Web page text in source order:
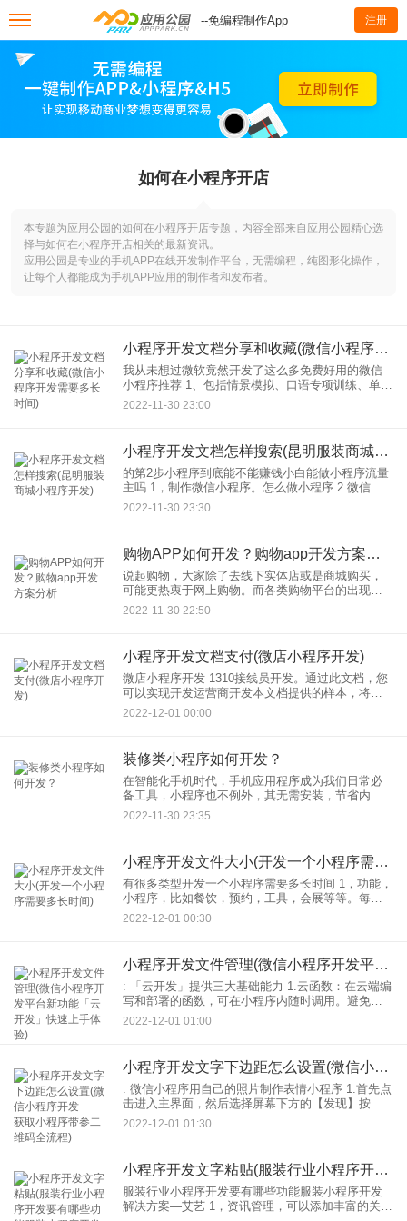
--免编程制作App 注册
如何在小程序开店
本专题为应用公园的如何在小程序开店专题，内容全部来自应用公园精心选
择与如何在小程序开店相关的最新资讯。
应用公园是专业的手机APP在线开发制作平台，无需编程，纯图形化操作，
让每个人都能成为手机APP应用的制作者和发布者。
小程序开发文档分享和收藏(微信小程序开发需要多长时间)
我从未想过微软竟然开发了这么多免费好用的微信
小程序推荐 1、包括情景模拟、口语专项训练、单词
练习等。功能，并发现工具栏目有英语词汇、发
音、表达能力测试、作文评分、易混练习、音标练
2022-11-30 23:00
小程序开发文档怎样搜索(昆明服装商城小程序开发)
的第2步小程序到底能不能赚钱小白能做小程序流量
主吗 1，制作微信小程序。怎么做小程序 2.微信小
程序自己可以吗？4.做一个微信小程序需要多少钱。
3.如何创建自己的小程序6。送货上门微信
2022-11-30 23:30
购物APP如何开发？购物app开发方案分析
说起购物，大家除了去线下实体店或是商城购买，
可能更热衷于网上购物。而各类购物平台的出现，
也让不少商家看到商机，希望自己也可以开发一款
购物app。那购物app如何开发？购物app方案怎么
2022-11-30 22:50
小程序开发文档支付(微店小程序开发)
微店小程序开发 1310接线员开发。通过此文档，您
可以实现开发运营商开发本文档提供的样本，将此
运营商融入全网进行端到端应用010-3104。参考文
档中的归约运算符样例，学习运算符开发和运算符
2022-12-01 00:00
装修类小程序如何开发？
在智能化手机时代，手机应用程序成为我们日常必
备工具，小程序也不例外，其无需安装，节省内
存，即用即走等特性吸引着很多商家开发。那装修
类小程序如何开发呢？
2022-11-30 23:35
小程序开发文件大小(开发一个小程序需要多长时间)
有很多类型开发一个小程序需要多长时间 1，功能，
小程序，比如餐饮，预约，工具，会展等等。每种
类型小程序，可以实现功能不一样，所以开发时间
不一样。通常最简单的小程序，两周左右就可以完
2022-12-01 00:30
小程序开发文件管理(微信小程序开发平台新功能「云开发」快速上手体验)
: 「云开发」提供三大基础能力 1.云函数：在云端编
写和部署的函数，可在小程序内随时调用。避免了
维护认证机制、购买或架设服务器的环节，进一步
降低了开发的成本。 2.数据库：可以直接在小程序
2022-12-01 01:00
小程序开发文字下边距怎么设置(微信小程序开发——获取小程序带参二维码全流程)
: 微信小程序用自己的照片制作表情小程序 1.首先点
击进入主界面，然后选择屏幕下方的【发现】按
钮，再点击[小程序]选项。 2.第二步，请在搜索框输
2022-12-01 01:30
小程序开发文字粘贴(服装行业小程序开发要有哪些功能服装小程序开发解决方案—艾艺)
服装行业小程序开发要有哪些功能服装小程序开发
解决方案—艾艺 1，资讯管理，可以添加丰富的关联